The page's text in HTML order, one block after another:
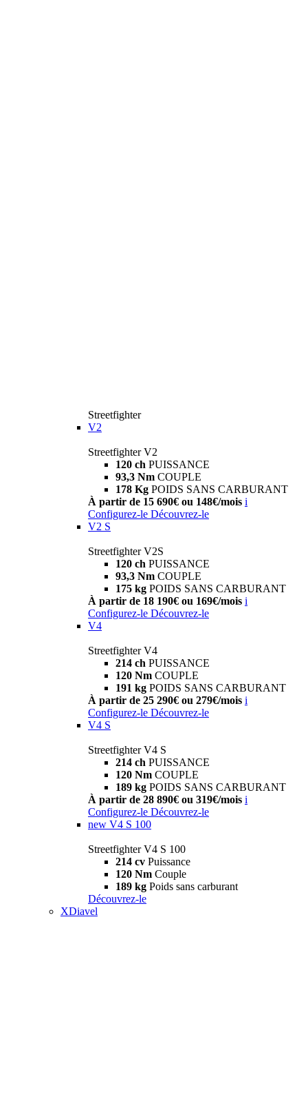
Streetfighter
V2
Streetfighter V2
120 ch PUISSANCE
93,3 Nm COUPLE
178 Kg POIDS SANS CARBURANT
À partir de 15 690€ ou 148€/mois i
Configurez-le Découvrez-le
V2 S
Streetfighter V2S
120 ch PUISSANCE
93,3 Nm COUPLE
175 kg POIDS SANS CARBURANT
À partir de 18 190€ ou 169€/mois i
Configurez-le Découvrez-le
V4
Streetfighter V4
214 ch PUISSANCE
120 Nm COUPLE
191 kg POIDS SANS CARBURANT
À partir de 25 290€ ou 279€/mois i
Configurez-le Découvrez-le
V4 S
Streetfighter V4 S
214 ch PUISSANCE
120 Nm COUPLE
189 kg POIDS SANS CARBURANT
À partir de 28 890€ ou 319€/mois i
Configurez-le Découvrez-le
new V4 S 100
Streetfighter V4 S 100
214 cv Puissance
120 Nm Couple
189 kg Poids sans carburant
Découvrez-le
XDiavel